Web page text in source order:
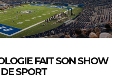
FAIT SON SHOW
SPORT